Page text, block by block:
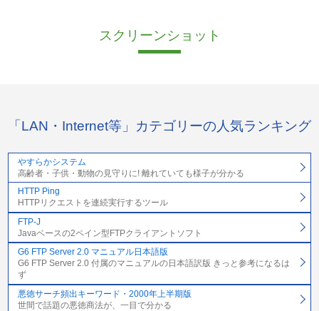
スクリーンショット
「LAN・Internet等」カテゴリーの人気ランキング
やすらかシステム
高齢者・子供・動物の見守りに! 離れていても様子が分かる
HTTP Ping
HTTPリクエストを連続実行するツール
FTP-J
Javaベースの2ペイン型FTPクライアントソフト
G6 FTP Server 2.0 マニュアル日本語版
G6 FTP Server 2.0 付属のマニュアルの日本語訳版 きっと参考になるは
ず
悪徳サーチ頻出キーワード・2000年上半期版
世間で話題の悪徳商法が、一目で分かる